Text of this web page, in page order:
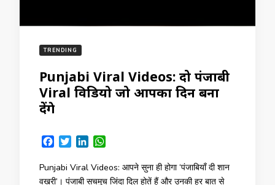
TRENDING
Punjabi Viral Videos: दो पंजाबी
Viral विडियो जो आपका दिन बना
देंगे
Facebook
TwitterLinkedIn
Punjabi Viral Videos: आपने सुना ही होगा ‘पंजाबियाँ दी शान
वखरी’। पंजाबी सचमुच जिंदा दिल होतें हैं और उनकी हर बात से